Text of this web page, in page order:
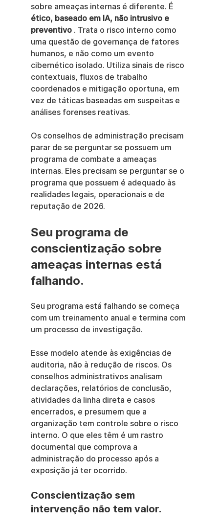
sobre ameaças internas é diferente. É
ético, baseado em IA, não intrusivo e
preventivo . Trata o risco interno como
uma questão de governança de fatores
humanos, e não como um evento
cibernético isolado. Utiliza sinais de risco
contextuais, fluxos de trabalho
coordenados e mitigação oportuna, em
vez de táticas baseadas em suspeitas e
análises forenses reativas.
Os conselhos de administração precisam
parar de se perguntar se possuem um
programa de combate a ameaças
internas. Eles precisam se perguntar se o
programa que possuem é adequado às
realidades legais, operacionais e de
reputação de 2026.
Seu programa de
conscientização sobre
ameaças internas está
falhando.
Seu programa está falhando se começa
com um treinamento anual e termina com
um processo de investigação.
Esse modelo atende às exigências de
auditoria, não à redução de riscos. Os
conselhos administrativos analisam
declarações, relatórios de conclusão,
atividades da linha direta e casos
encerrados, e presumem que a
organização tem controle sobre o risco
interno. O que eles têm é um rastro
documental que comprova a
administração do processo após a
exposição já ter ocorrido.
Conscientização sem
intervenção não tem valor.